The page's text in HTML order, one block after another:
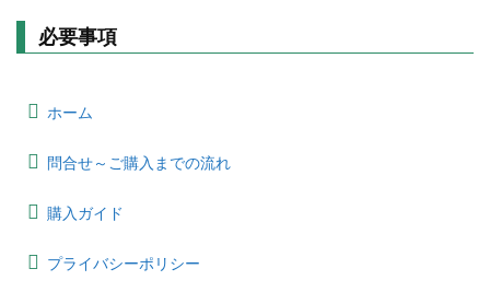
必要事項
ホーム
問合せ～ご購入までの流れ
購入ガイド
プライバシーポリシー